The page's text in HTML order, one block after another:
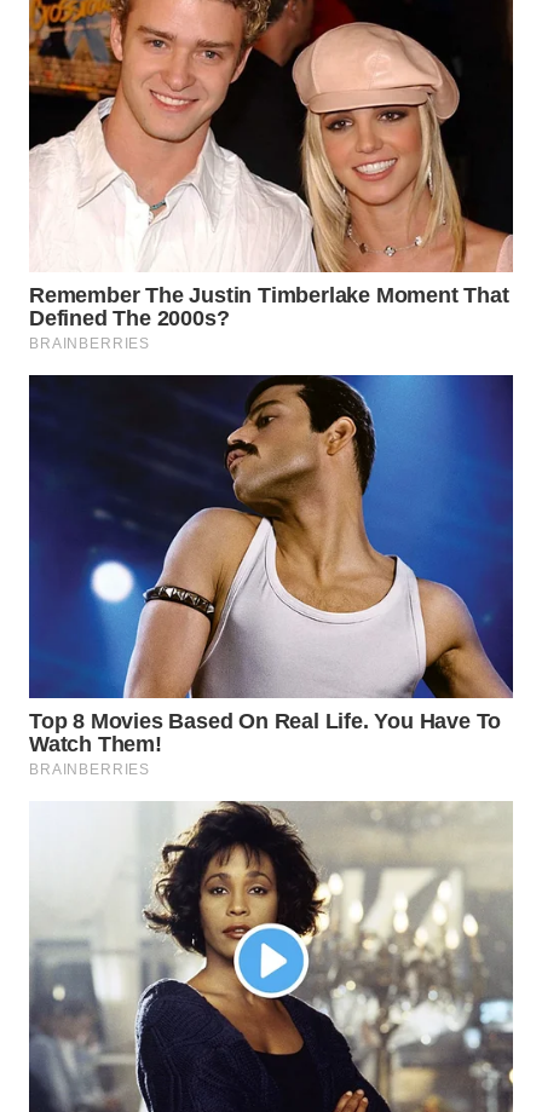
SUMEDANG
WN
CIANJUR
WN
KEPULAUAN
WN
TANGERANG
WN
INDRAMAYU
KUNINGAN
WN
MAJALENGKA
WN
SUKABUMI
WN
PURWAKARTA
WN